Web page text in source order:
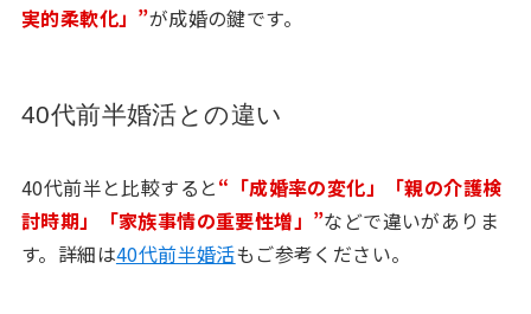
実的柔軟化」”が成婚の鍵です。
40代前半婚活との違い
40代前半と比較すると“「成婚率の変化」「親の介護検
討時期」「家族事情の重要性増」”などで違いがありま
す。詳細は40代前半婚活もご参考ください。